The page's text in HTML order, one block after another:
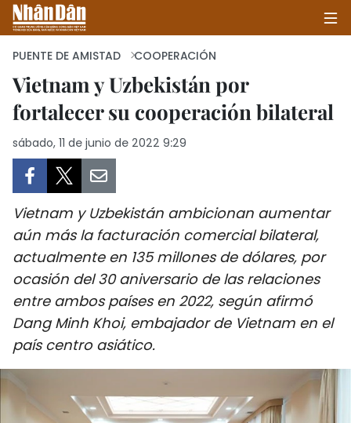
INICIO
POLÍTICA
SOCIEDAD
SALUD - MEDIO AMBIENTE
CULTURA - ENTRETENIMIENTO
INTERNACIONAL
DEPORTES
VIAJES
PUENTE DE AMISTAD COOPERACIÓN
Vietnam y Uzbekistán por
fortalecer su cooperación bilateral
sábado, 11 de junio de 2022 9:29
Vietnam y Uzbekistán ambicionan aumentar
aún más la facturación comercial bilateral,
actualmente en 135 millones de dólares, por
ocasión del 30 aniversario de las relaciones
entre ambos países en 2022, según afirmó
Dang Minh Khoi, embajador de Vietnam en el
país centro asiático.